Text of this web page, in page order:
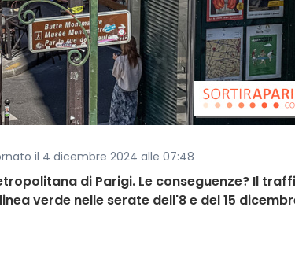
il 4 dicembre 2024 alle 07:48
di Parigi. Le conseguenze? Il
verde nelle serate dell'8 e del 15